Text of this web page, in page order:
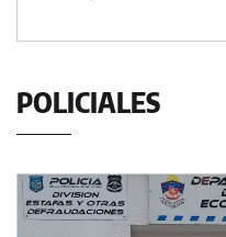
POLICIALES